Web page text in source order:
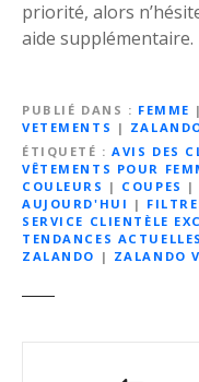
priorité, alors
aide supplémentaire.
PUBLIÉ DANS FEMME
VETEMENTS |
ÉTIQUETÉ
AVIS DES
VÊTEMENTS POUR
COULEURS | COUPES |
AUJOURD'HUI |
SERVICE CLIENTÈLE
TENDANCES ACTUELLES
ZALANDO | ZALANDO